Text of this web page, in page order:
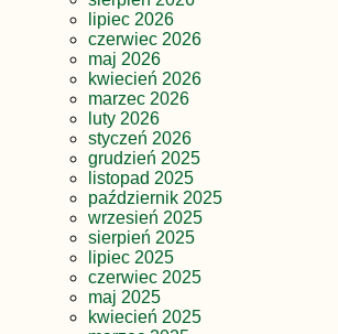
lipiec 2026
czerwiec 2026
maj 2026
kwiecień 2026
marzec 2026
luty 2026
styczeń 2026
grudzień 2025
listopad 2025
październik 2025
wrzesień 2025
sierpień 2025
lipiec 2025
czerwiec 2025
maj 2025
kwiecień 2025